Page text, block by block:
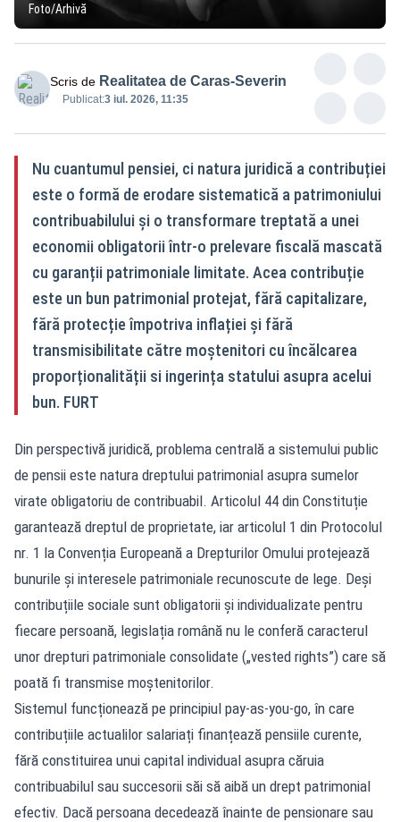
Foto/Arhivă
Scris de Realitatea de Caras-Severin
Publicat:3 iul. 2026, 11:35
Nu cuantumul pensiei, ci natura juridică a contribuției
este o formă de erodare sistematică a patrimoniului
contribuabilului și o transformare treptată a unei
economii obligatorii într-o prelevare fiscală mascată
cu garanții patrimoniale limitate. Acea contribuție
este un bun patrimonial protejat, fără capitalizare,
fără protecție împotriva inflației și fără
transmisibilitate către moștenitori cu încălcarea
proporționalității si ingerința statului asupra acelui
bun. FURT
Din perspectivă juridică, problema centrală a sistemului public
de pensii este natura dreptului patrimonial asupra sumelor
virate obligatoriu de contribuabil. Articolul 44 din Constituție
garantează dreptul de proprietate, iar articolul 1 din Protocolul
nr. 1 la Convenția Europeană a Drepturilor Omului protejează
bunurile și interesele patrimoniale recunoscute de lege. Deși
contribuțiile sociale sunt obligatorii și individualizate pentru
fiecare persoană, legislația română nu le conferă caracterul
unor drepturi patrimoniale consolidate („vested rights”) care să
poată fi transmise moștenitorilor.
Sistemul funcționează pe principiul pay-as-you-go, în care
contribuțiile actualilor salariați finanțează pensiile curente,
fără constituirea unui capital individual asupra căruia
contribuabilul sau succesorii săi să aibă un drept patrimonial
efectiv. Dacă persoana decedează înainte de pensionare sau